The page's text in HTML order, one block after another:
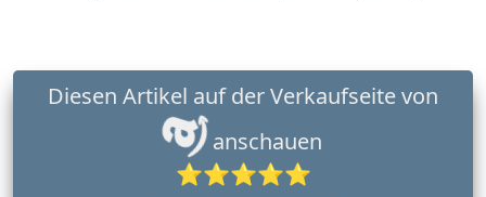
anschauen
⭐⭐⭐⭐⭐